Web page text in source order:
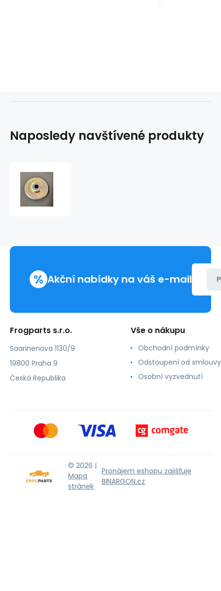
Naposledy navštívené produkty
% Akční nabídky na váš e-mail
Frogparts s.r.o.
Saarinenova 1130/9
19800 Praha 9
Česká Republika
Vše o nákupu
Obchodní podmínky
Odstoupení od smlouvy
Osobní vyzvednutí
© 2026 |
Mapa
stránek
Pronájem eshopu zajišťuje
BINARGON.cz